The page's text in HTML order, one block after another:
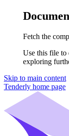
Fetch the
Use this file to
exploring
Skip to main content
Tenderly home page